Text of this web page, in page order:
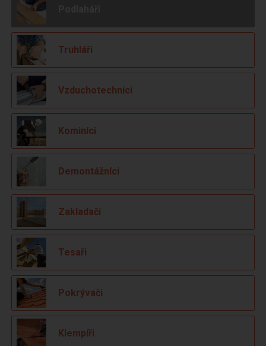
Truhláři
Vzduchotechnici
Kominíci
Demontážníci
Zakladači
Tesaři
Pokrývači
Klempíři